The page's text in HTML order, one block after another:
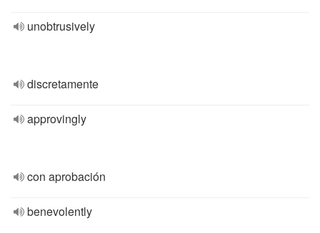
unobtrusively
discretamente
approvingly
con aprobación
benevolently